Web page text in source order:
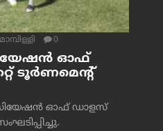
0
ഓഫ്
ടൂർണമെന്റ്
ഓഫ് ഡാളസ്